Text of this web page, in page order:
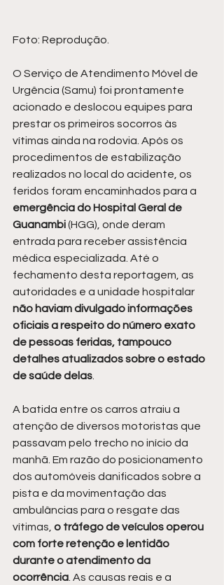
Foto: Reprodução.
O Serviço de Atendimento Móvel de
Urgência (Samu) foi prontamente
acionado e deslocou equipes para
prestar os primeiros socorros às
vítimas ainda na rodovia. Após os
procedimentos de estabilização
realizados no local do acidente, os
feridos foram encaminhados para a
emergência do Hospital Geral de
Guanambi (HGG), onde deram
entrada para receber assistência
médica especializada. Até o
fechamento desta reportagem, as
autoridades e a unidade hospitalar
não haviam divulgado informações
oficiais a respeito do número exato
de pessoas feridas, tampouco
detalhes atualizados sobre o estado
de saúde delas
A batida entre os carros atraiu a
atenção de diversos motoristas que
passavam pelo trecho no início da
manhã. Em razão do posicionamento
dos automóveis danificados sobre a
pista e da movimentação das
ambulâncias para o resgate das
vítimas, o tráfego de veículos operou
com forte retenção e lentidão
durante o atendimento da
ocorrência . As causas reais e a